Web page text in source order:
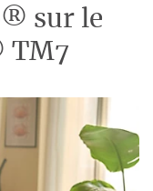
sur le
TM7